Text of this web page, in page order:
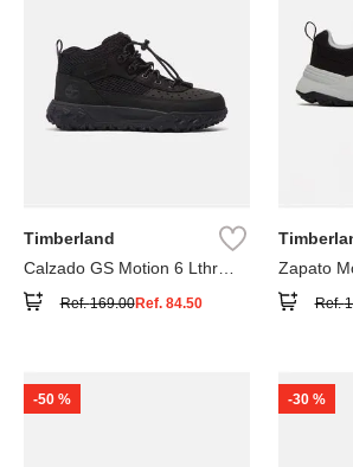
Timberland
Calzado GS Motion 6 Lthr
Ref.169.00Ref. 84.50
Zapato
Ref.
-50 % -30 %